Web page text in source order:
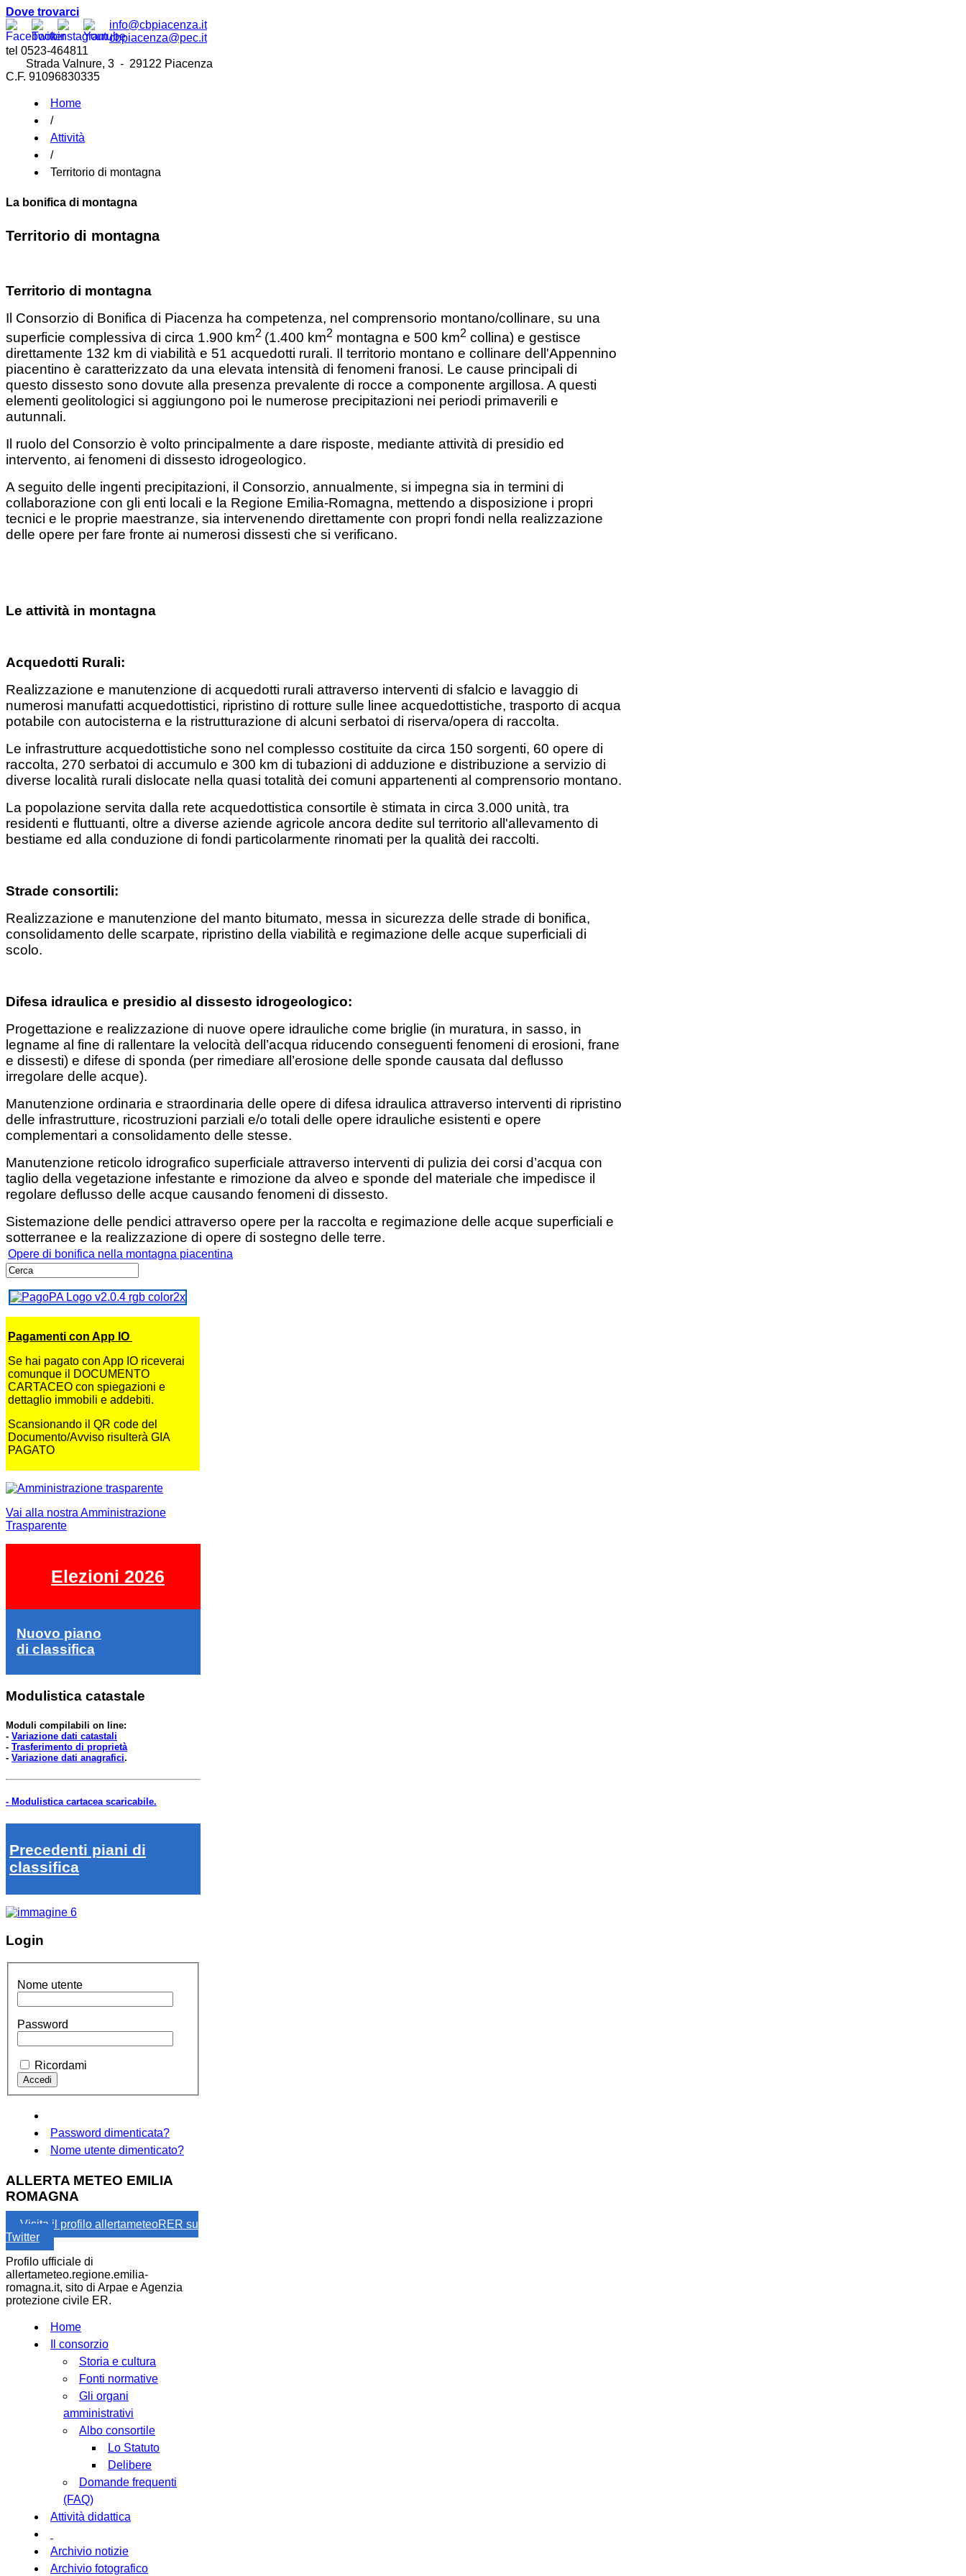
Dove trovarci
info@cbpiacenza.it
cbpiacenza@pec.it
tel 0523-464811
Strada Valnure, 3 - 29122 Piacenza
C.F. 91096830335
Home
/
Attività
/
Territorio di montagna
La bonifica di montagna
Territorio di montagna
Territorio di montagna
Il Consorzio di Bonifica di Piacenza ha competenza, nel comprensorio montano/collinare, su una
superficie complessiva di circa 1.900 km2 (1.400 km2 montagna e 500 km2 collina) e gestisce
direttamente 132 km di viabilità e 51 acquedotti rurali. Il territorio montano e collinare dell'Appennino
piacentino è caratterizzato da una elevata intensità di fenomeni franosi. Le cause principali di
questo dissesto sono dovute alla presenza prevalente di rocce a componente argillosa. A questi
elementi geolitologici si aggiungono poi le numerose precipitazioni nei periodi primaverili e
autunnali.
Il ruolo del Consorzio è volto principalmente a dare risposte, mediante attività di presidio ed
intervento, ai fenomeni di dissesto idrogeologico.
A seguito delle ingenti precipitazioni, il Consorzio, annualmente, si impegna sia in termini di
collaborazione con gli enti locali e la Regione Emilia-Romagna, mettendo a disposizione i propri
tecnici e le proprie maestranze, sia intervenendo direttamente con propri fondi nella realizzazione
delle opere per fare fronte ai numerosi dissesti che si verificano.
Le attività in montagna
Acquedotti Rurali:
Realizzazione e manutenzione di acquedotti rurali attraverso interventi di sfalcio e lavaggio di
numerosi manufatti acquedottistici, ripristino di rotture sulle linee acquedottistiche, trasporto di acqua
potabile con autocisterna e la ristrutturazione di alcuni serbatoi di riserva/opera di raccolta.
Le infrastrutture acquedottistiche sono nel complesso costituite da circa 150 sorgenti, 60 opere di
raccolta, 270 serbatoi di accumulo e 300 km di tubazioni di adduzione e distribuzione a servizio di
diverse località rurali dislocate nella quasi totalità dei comuni appartenenti al comprensorio montano.
La popolazione servita dalla rete acquedottistica consortile è stimata in circa 3.000 unità, tra
residenti e fluttuanti, oltre a diverse aziende agricole ancora dedite sul territorio all'allevamento di
bestiame ed alla conduzione di fondi particolarmente rinomati per la qualità dei raccolti.
Strade consortili:
Realizzazione e manutenzione del manto bitumato, messa in sicurezza delle strade di bonifica,
consolidamento delle scarpate, ripristino della viabilità e regimazione delle acque superficiali di
scolo.
Difesa idraulica e presidio al dissesto idrogeologico:
Progettazione e realizzazione di nuove opere idrauliche come briglie (in muratura, in sasso, in
legname al fine di rallentare la velocità dell’acqua riducendo conseguenti fenomeni di erosioni, frane
e dissesti) e difese di sponda (per rimediare all’erosione delle sponde causata dal deflusso
irregolare delle acque).
Manutenzione ordinaria e straordinaria delle opere di difesa idraulica attraverso interventi di ripristino
delle infrastrutture, ricostruzioni parziali e/o totali delle opere idrauliche esistenti e opere
complementari a consolidamento delle stesse.
Manutenzione reticolo idrografico superficiale attraverso interventi di pulizia dei corsi d’acqua con
taglio della vegetazione infestante e rimozione da alveo e sponde del materiale che impedisce il
regolare deflusso delle acque causando fenomeni di dissesto.
Sistemazione delle pendici attraverso opere per la raccolta e regimazione delle acque superficiali e
sotterranee e la realizzazione di opere di sostegno delle terre.
Opere di bonifica nella montagna piacentina
Pagamenti con App IO
Se hai pagato con App IO riceverai
comunque il DOCUMENTO
CARTACEO con spiegazioni e
dettaglio immobili e addebiti.
Scansionando il QR code del
Documento/Avviso risulterà GIA
PAGATO
Vai alla nostra Amministrazione
Trasparente
Elezioni 2026
Nuovo piano
di classifica
Modulistica catastale
Moduli compilabili on line:
- Variazione dati catastali
- Trasferimento di proprietà
- Variazione dati anagrafici.
- Modulistica cartacea scaricabile.
Precedenti piani di
classifica
Login
Nome utente
Password
Ricordami
Password dimenticata?
Nome utente dimenticato?
ALLERTA METEO EMILIA
ROMAGNA
Visita il profilo allertameteoRER su
Twitter
Profilo ufficiale di
allertameteo.regione.emilia-
romagna.it, sito di Arpae e Agenzia
protezione civile ER.
Home
Il consorzio
Storia e cultura
Fonti normative
Gli organi
amministrativi
Albo consortile
Lo Statuto
Delibere
Domande frequenti
(FAQ)
Attività didattica
Archivio notizie
Archivio fotografico